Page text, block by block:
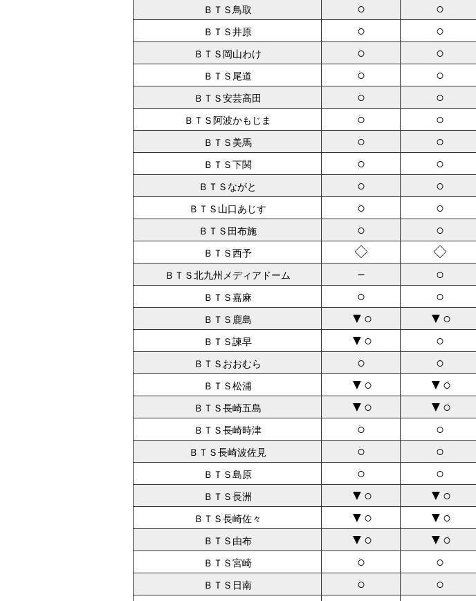
ＢＴＳ鳥取 ○ ○
ＢＴＳ井原 ○ ○
ＢＴＳ岡山わけ ○ ○
ＢＴＳ尾道 ○ ○
ＢＴＳ安芸高田 ○ ○
ＢＴＳ阿波かもじま ○ ○
ＢＴＳ美馬 ○ ○
ＢＴＳ下関 ○ ○
ＢＴＳながと ○ ○
ＢＴＳ山口あじす ○ ○
ＢＴＳ田布施 ○ ○
ＢＴＳ西予 ◇ ◇
ＢＴＳ北九州メディアドーム － ○
ＢＴＳ嘉麻 ○ ○
ＢＴＳ鹿島 ▼○ ▼○
ＢＴＳ諫早 ▼○ ○
ＢＴＳおおむら ○ ○
ＢＴＳ松浦 ▼○ ▼○
ＢＴＳ長崎五島 ▼○ ▼○
ＢＴＳ長崎時津 ○ ○
ＢＴＳ長崎波佐見 ○ ○
ＢＴＳ島原 ○ ○
ＢＴＳ長洲 ▼○ ▼○
ＢＴＳ長崎佐々 ▼○ ▼○
ＢＴＳ由布 ▼○ ▼○
ＢＴＳ宮崎 ○ ○
ＢＴＳ日南 ○ ○